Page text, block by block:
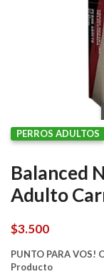
PERROS ADULTOS
Balanced
Adulto
$3.500
PUNTO PARA
Producto